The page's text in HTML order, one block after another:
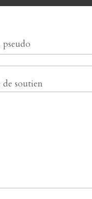
de soutien